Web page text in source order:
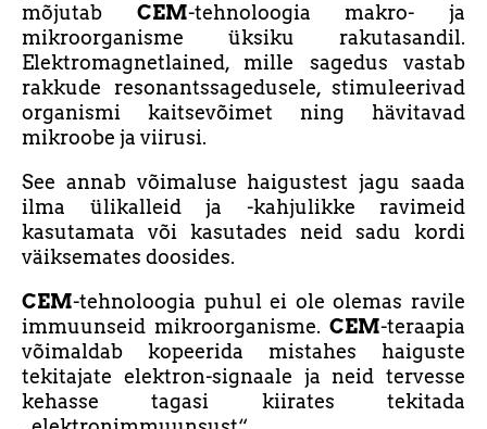
mõjutab CEM-tehnoloogia makro- ja
mikroorganisme üksiku rakutasandil.
Elektromagnetlained, mille sagedus vastab
rakkude resonantssagedusele, stimuleerivad
organismi kaitsevõimet ning hävitavad
mikroobe ja viirusi.
See annab võimaluse haigustest jagu saada
ilma ülikalleid ja -kahjulikke ravimeid
kasutamata või kasutades neid sadu kordi
väiksemates doosides.
CEM-tehnoloogia puhul ei ole olemas ravile
immuunseid mikroorganisme. CEM-teraapia
võimaldab kopeerida mistahes haiguste
tekitajate elektron-signaale ja neid tervesse
kehasse tagasi kiirates tekitada